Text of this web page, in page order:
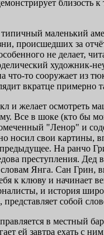
близость
маленький
происшедших за
не делает,
художник-
то сооружает из
вкратце примерно
и желает осмотреть
Все в шоке (кто бы
"Ленор" и
носил свои картины,
На ранчо
преступления. Дед
Янга. Сан Грин,
к клюву и начинает
и история
собой
в местный
ей завтра ехать с